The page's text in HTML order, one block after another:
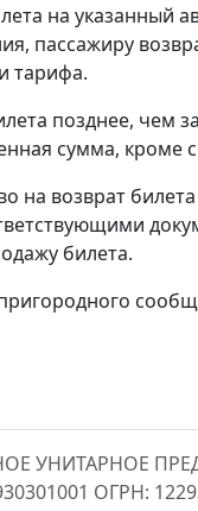
на указанный
пассажиру
тарифа.
позднее, чем
сумма, кроме
на возврат
билета.
УНИТАРНОЕ
ОГРН: